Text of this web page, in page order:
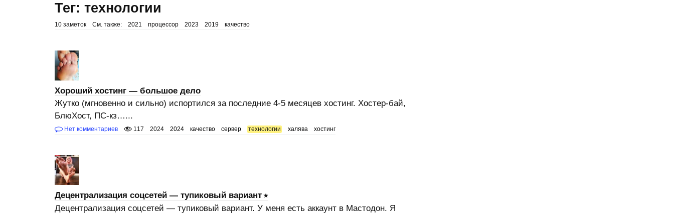
Тег: технологии
10 заметок См. также: 2021 процессор 2023 2019 качество
Хороший хостинг — большое дело
Жутко (мгновенно и сильно) испортился за последние 4-5 месяцев хостинг. Хостер-бай,
БлюХост, ПС-кз…...
Нет комментариев 117 2024 2024 качество сервер технологии халява хостинг
Децентрализация соцсетей — тупиковый вариант
Децентрализация соцсетей — тупиковый вариант. У меня есть аккаунт в Мастодон. Я